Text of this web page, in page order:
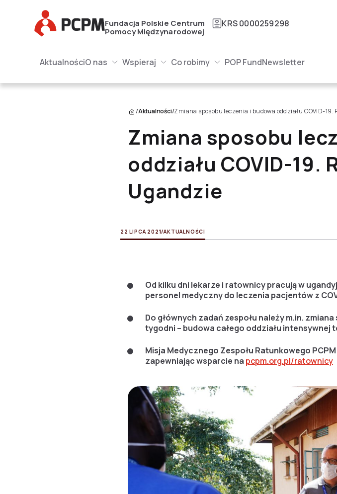
Główne Logo
Fundacja Polskie Centrum
Pomocy Międzynarodowej
KRS0000259298
Główne Logo
AktualnościO nasO nas Submenu WspierajWspieraj Submenu Co robimySubmenu POP FundNewsletter
/Aktualności/Zmiana sposobu leczenia i budowa oddziału COVID-19.
Zmiana sposobu
oddziału COVID-19.
Ugandzie
22 LIPCA 2021/AKTUALNOŚCI
Od kilku dni lekarze i ratownicy pracują w
personel medyczny do leczenia pacjentów z
Do głównych zadań zespołu należy m.in.
tygodni – budowa całego oddziału intensywnej
Misja Medycznego Zespołu Ratunkowego
zapewniając wsparcie na pcpm.org.pl/ratownicy